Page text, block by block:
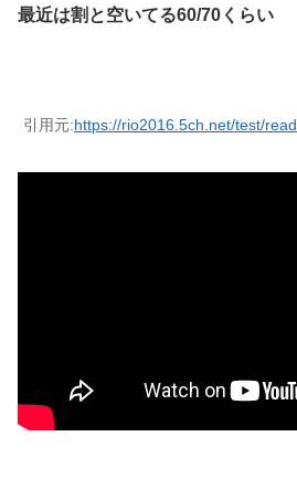
最近は割と空いてる60/70くらい
引用元:https://rio2016.5ch.net/test/